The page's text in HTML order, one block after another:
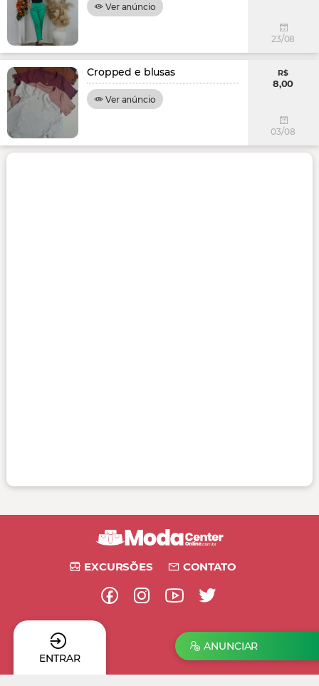
Ver anúncio
23/08
Cropped e blusas
Ver anúncio
R$
8,00
03/08
EXCURSÕES CONTATO
ENTRAR
ANUNCIAR